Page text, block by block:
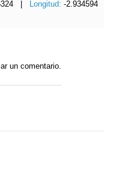
| Longitud: -2.934594
un comentario.